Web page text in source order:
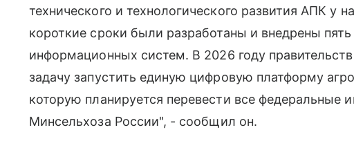
технического и технологического развития АПК у
короткие сроки были разработаны и внедрены пять
информационных систем. В 2026 году
задачу запустить единую цифровую платформу
которую планируется перевести все федеральные
Минсельхоза России", - сообщил он.